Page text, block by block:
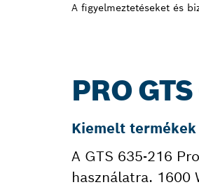
A figyelmeztetéseket és
PRO
Kiemelt termékek
A GTS 635-216
használatra. 1600